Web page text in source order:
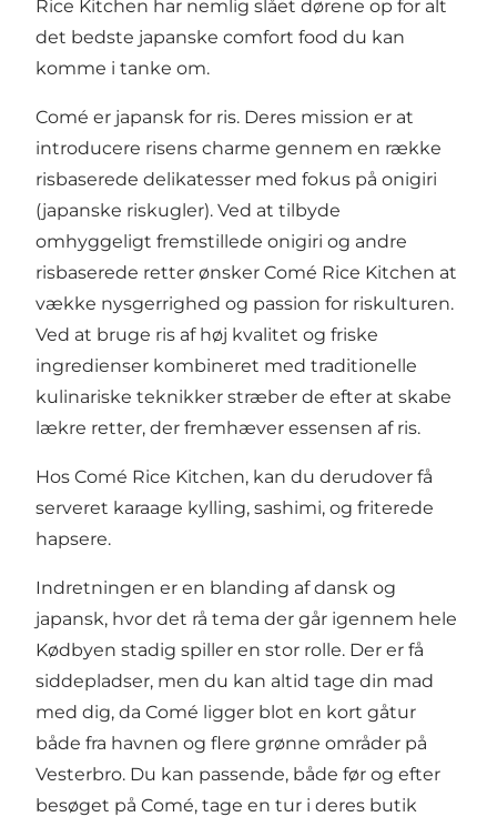
Rice Kitchen har nemlig slået dørene op for alt
det bedste japanske comfort food du kan
komme i tanke om.
Comé er japansk for ris. Deres mission er at
introducere risens charme gennem en række
risbaserede delikatesser med fokus på onigiri
(japanske riskugler). Ved at tilbyde
omhyggeligt fremstillede onigiri og andre
risbaserede retter ønsker Comé Rice Kitchen at
vække nysgerrighed og passion for riskulturen.
Ved at bruge ris af høj kvalitet og friske
ingredienser kombineret med traditionelle
kulinariske teknikker stræber de efter at skabe
lækre retter, der fremhæver essensen af ris.
Hos Comé Rice Kitchen, kan du derudover få
serveret karaage kylling, sashimi, og friterede
hapsere.
Indretningen er en blanding af dansk og
japansk, hvor det rå tema der går igennem hele
Kødbyen stadig spiller en stor rolle. Der er få
siddepladser, men du kan altid tage din mad
med dig, da Comé ligger blot en kort gåtur
både fra havnen og flere grønne områder på
Vesterbro. Du kan passende, både før og efter
besøget på Comé, tage en tur i deres butik